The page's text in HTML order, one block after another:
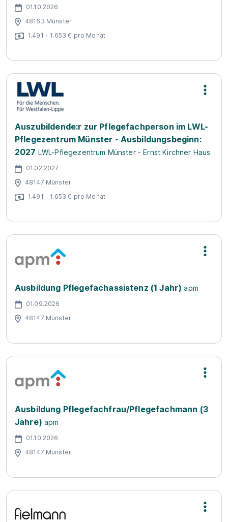
01.10.2026
48163 Münster
1.491 - 1.653 € pro Monat
Auszubildende:r zur Pflegefachperson im LWL-
Pflegezentrum Münster - Ausbildungsbeginn:
2027 LWL-Pflegezentrum Münster - Ernst Kirchner Haus
01.02.2027
48147 Münster
1.491 - 1.653 € pro Monat
Ausbildung Pflegefachassistenz (1 Jahr) apm
01.09.2026
48147 Münster
Ausbildung Pflegefachfrau/Pflegefachmann (3
Jahre) apm
01.10.2026
48147 Münster